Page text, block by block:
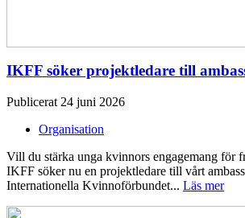
IKFF söker projektledare till
Publicerat 24 juni 2026
Organisation
Vill du stärka unga kvinnors engagemang för
IKFF söker nu en projektledare till vårt
Internationella Kvinnoförbundet... Läs mer